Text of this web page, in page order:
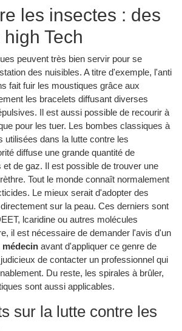
les insectes : des
Tech
peuvent très bien servir pour se
des nuisibles. A titre d'exemple, l'anti
fait fuir les moustiques grâce aux
les bracelets diffusant diverses
Il est aussi possible de recourir à
pour les tuer. Les bombes classiques à
utilisées dans la lutte contre les
diffuse une grande quantité de
de gaz. Il est possible de trouver une
Tout le monde connaît normalement
Le mieux serait d'adopter des
sur la peau. Ces derniers sont
lcaridine ou autres molécules
il est nécessaire de demander l'avis d'un
médecin avant d'appliquer ce genre de
de contacter un professionnel qui
Du reste, les spirales à brûler,
sont aussi applicables.
sur la lutte contre les